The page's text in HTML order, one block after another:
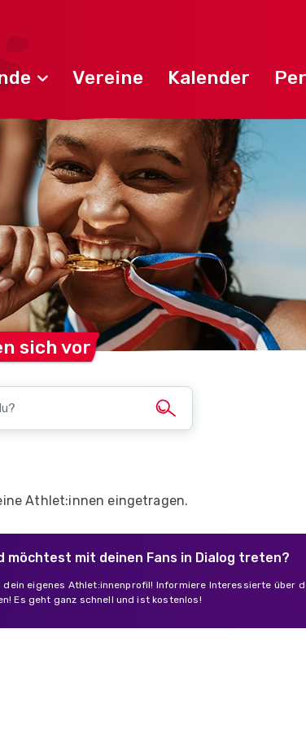
Vereine Kalender
sichvor
Athlet:innen eingetragen.
möchtest mit deinen Fans in Dialog treten?
dein eigenes Athlet:innenprofil! Informiere Interessierte über
Es geht ganz schnell und ist kostenlos!